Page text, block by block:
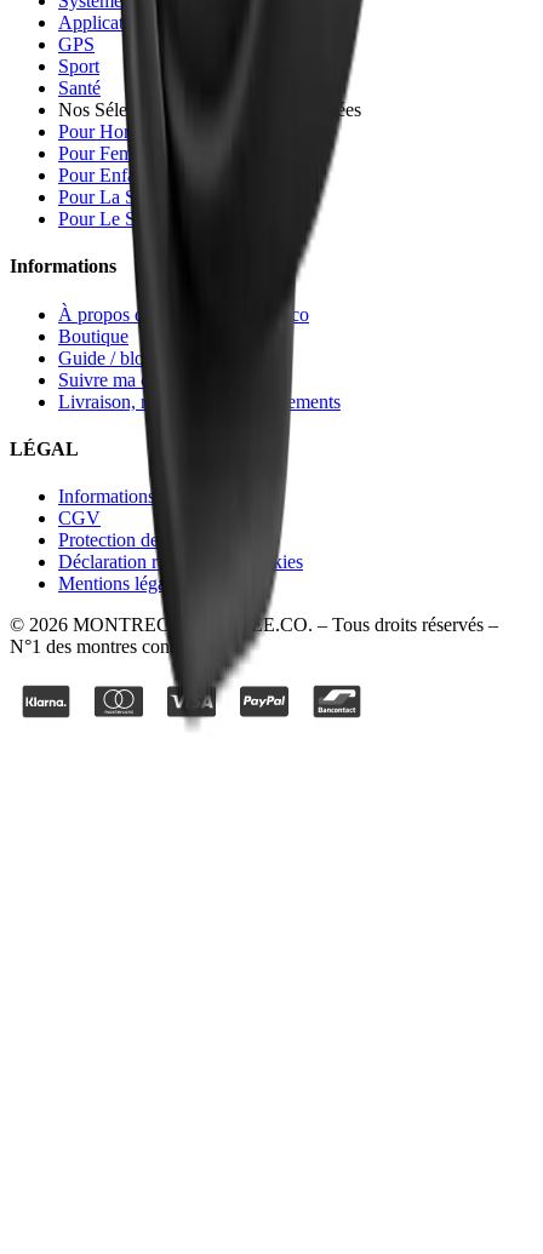
Applications
GPS
Sport
Santé
Nos Sélections De Montres Connectées
Pour Homme
Pour Femme
Pour Enfant
Pour La Santé
Pour Le Sport
Informations
À propos de MontreConnecté.co
Boutique
Guide / blog
Suivre ma commande
Livraison, retours et remboursements
LÉGAL
Informations Légales
CGV
Protection des données
Déclaration relative aux cookies
Mentions légales
© 2026 MONTRECONNECTEE.CO. – Tous droits réservés –
N°1 des montres connectées.